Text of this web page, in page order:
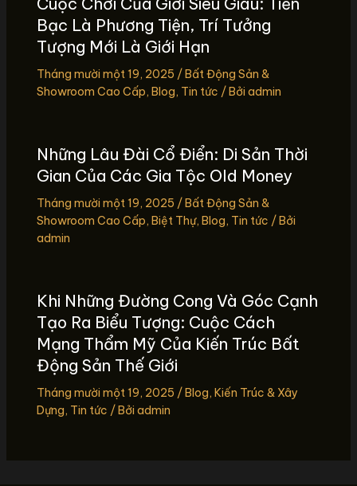
Bạc Là Phương Tiện, Trí Tưởng
Tượng Mới Là Giới Hạn
Tháng mười một 19, 2025 / Bất Động Sản &
Showroom Cao Cấp, Blog, Tin tức / Bởi admin
Những Lâu Đài Cổ Điển: Di Sản Thời
Gian Của Các Gia Tộc Old Money
Tháng mười một 19, 2025 / Bất Động Sản &
Showroom Cao Cấp, Biệt Thự, Blog, Tin tức / Bởi
admin
Khi Những Đường Cong Và Góc Cạnh
Tạo Ra Biểu Tượng: Cuộc Cách
Mạng Thẩm Mỹ Của Kiến Trúc Bất
Động Sản Thế Giới
Tháng mười một 19, 2025 / Blog, Kiến Trúc & Xây
Dựng, Tin tức / Bởi admin